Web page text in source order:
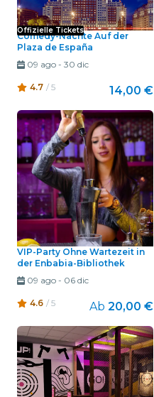
Offizielle Tickets
Comedy-Nächte Auf der
Plaza de España
09 ago- 30 dic
4.7 / 5 14,00 €
VIP-Party Ohne Wartezeit in
der Enbabia-Bibliothek
09 ago- 06 dic
4.6 / 5 Ab 20,00 €